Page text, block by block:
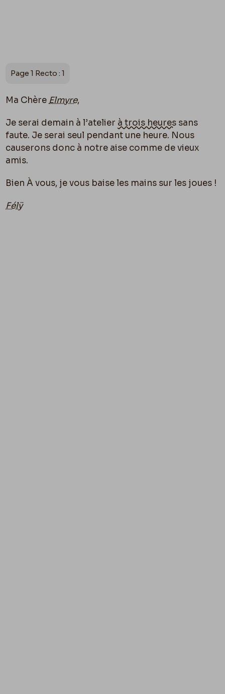
Page 1 Recto : 1
Ma Chère Elmyre,
Je serai demain à l’atelier à trois heures sans
faute. Je serai seul pendant une heure. Nous
causerons donc à notre aise comme de vieux
amis.
Bien À vous, je vous baise les mains sur les joues !
Félÿ